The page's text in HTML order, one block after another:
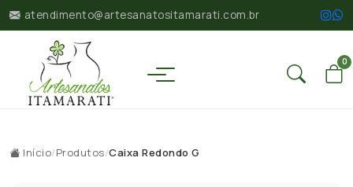
atendimento@artesanatositamarati.com.br
0
Início/Produtos/Caixa Redondo G